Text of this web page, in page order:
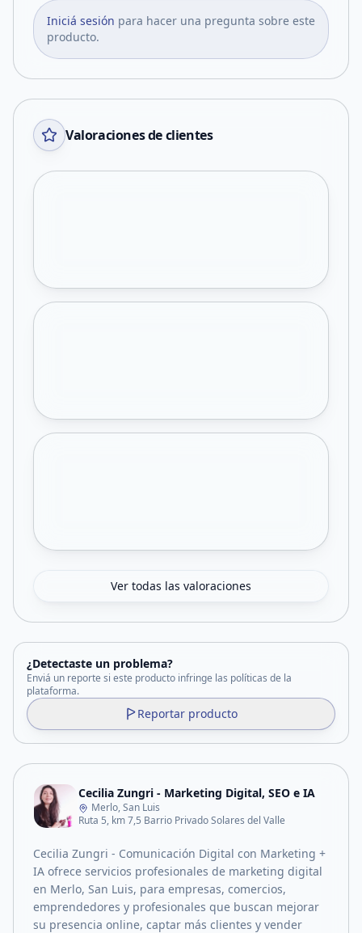
Iniciá sesión para hacer una pregunta sobre este
producto.
Valoraciones de clientes
Ver todas las valoraciones
¿Detectaste un problema?
Enviá un reporte si este producto infringe las políticas de la
plataforma.
Reportar producto
Cecilia Zungri - Marketing Digital, SEO e IA
Merlo, San Luis
Ruta 5, km 7,5 Barrio Privado Solares del Valle
Cecilia Zungri - Comunicación Digital con Marketing +
IA ofrece servicios profesionales de marketing digital
en Merlo, San Luis, para empresas, comercios,
emprendedores y profesionales que buscan mejorar
su presencia online, captar más clientes y vender